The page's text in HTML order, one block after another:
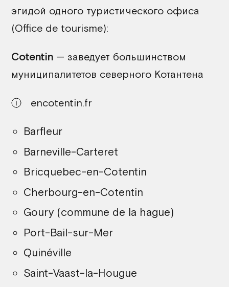
эгидой одного туристического офиса
(Office de tourisme):
Cotentin — заведует большинством
муниципалитетов северного Котантена
encotentin.fr
Barfleur
Barneville-Carteret
Bricquebec-en-Cotentin
Cherbourg-en-Cotentin
Goury (commune de la hague)
Port-Bail-sur-Mer
Quinéville
Saint-Vaast-la-Hougue